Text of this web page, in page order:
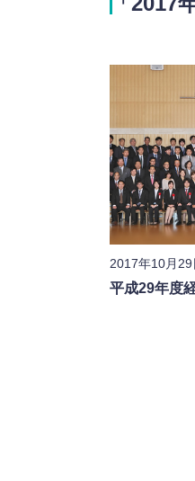
2017年10月29
平成29年度